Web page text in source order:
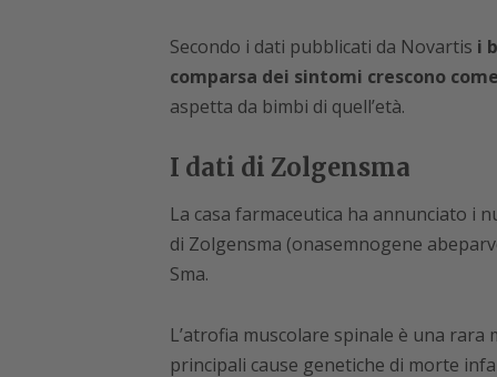
Secondo i dati pubblicati da Novartis i
comparsa dei sintomi crescono
aspetta da bimbi di quell’età.
I dati di Zolgensma
La casa farmaceutica ha annunciato i
di Zolgensma (onasemnogene
Sma.
L’atrofia muscolare spinale è una
principali cause genetiche di morte